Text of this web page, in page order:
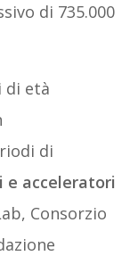
di 735.000
di età
di
e acceleratori
Consorzio